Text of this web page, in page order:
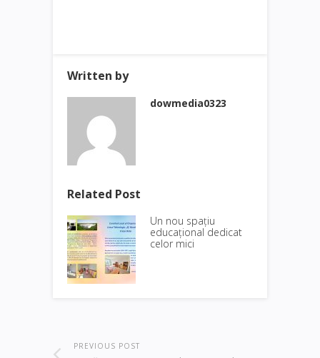
Written by
dowmedia0323
Related Post
Un nou spațiu
educațional dedicat
celor mici
PREVIOUS POST